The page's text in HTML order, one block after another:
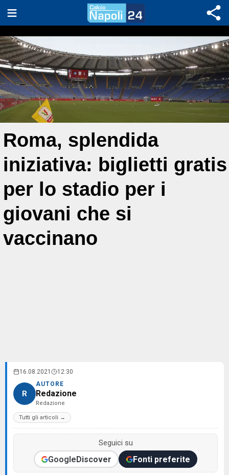
Roma, splendida
iniziativa: biglietti gratis
per lo stadio per i
giovani che si
vaccinano
16.08.2021 12:30
R
AUTORE
Redazione
Redazione
Tutti gli articoli →
Seguici su
GoogleDiscover Fonti preferite